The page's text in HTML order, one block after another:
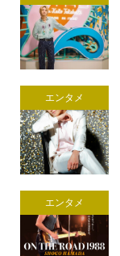
エンタメ
エンタメ